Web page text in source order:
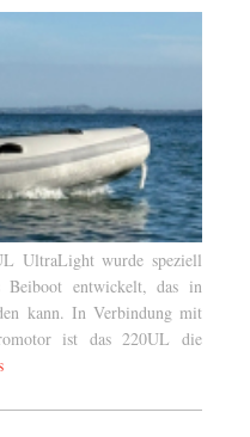
UltraLight wurde speziell
Beiboot entwickelt, das in
kann. In Verbindung mit
ist das 220UL die